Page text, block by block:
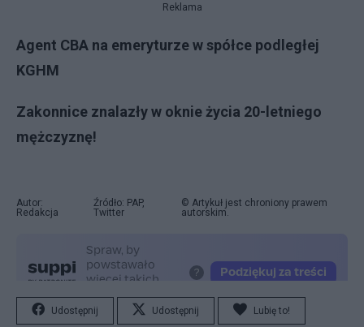
Reklama
Agent CBA na emeryturze w spółce podległej
KGHM
Zakonnice znalazły w oknie życia 20-letniego
mężczyznę!
Autor:
Redakcja
Źródło: PAP,
Twitter
© Artykuł jest chroniony prawem
autorskim.
Udostępnij Udostępnij Lubię to!